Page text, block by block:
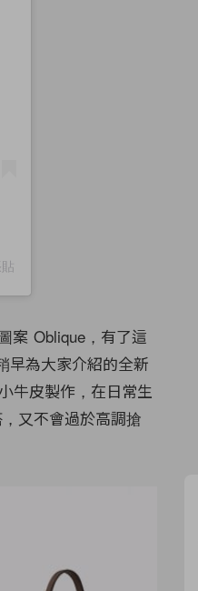
案 Oblique，有了這
早為大家介紹的全新
牛皮製作，在日常生
又不會過於高調搶